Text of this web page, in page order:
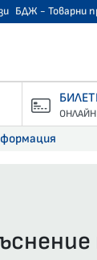
БДЖ - Товарни